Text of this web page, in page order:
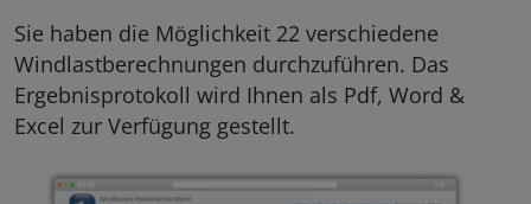
Sie haben die Möglichkeit 22 verschiedene
Windlastberechnungen durchzuführen. Das
Ergebnisprotokoll wird Ihnen als Pdf, Word &
Excel zur Verfügung gestellt.